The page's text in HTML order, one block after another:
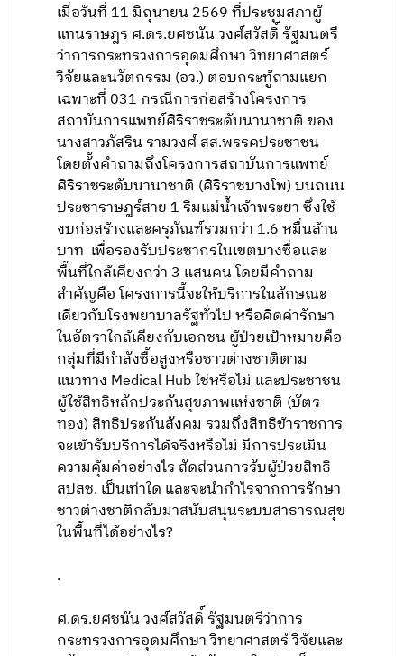
เมื่อวันที่ 11 มิถุนายน 2569 ที่ประชุมสภาผู้
แทนราษฎร ศ.ดร.ยศชนัน วงศ์สวัสดิ์ รัฐมนตรี
ว่าการกระทรวงการอุดมศึกษา วิทยาศาสตร์
วิจัยและนวัตกรรม (อว.) ตอบกระทู้ถามแยก
เฉพาะที่ 031 กรณีการก่อสร้างโครงการ
สถาบันการแพทย์ศิริราชระดับนานาชาติ ของ
นางสาวภัสริน รามวงศ์ สส.พรรคประชาชน
โดยตั้งคำถามถึงโครงการสถาบันการแพทย์
ศิริราชระดับนานาชาติ (ศิริราชบางโพ) บนถนน
ประชาราษฎร์สาย 1 ริมแม่น้ำเจ้าพระยา ซึ่งใช้
งบก่อสร้างและครุภัณฑ์รวมกว่า 1.6 หมื่นล้าน
บาท เพื่อรองรับประชากรในเขตบางซื่อและ
พื้นที่ใกล้เคียงกว่า 3 แสนคน โดยมีคำถาม
สำคัญคือ โครงการนี้จะให้บริการในลักษณะ
เดียวกับโรงพยาบาลรัฐทั่วไป หรือคิดค่ารักษา
ในอัตราใกล้เคียงกับเอกชน ผู้ป่วยเป้าหมายคือ
กลุ่มที่มีกำลังซื้อสูงหรือชาวต่างชาติตาม
แนวทาง Medical Hub ใช่หรือไม่ และประชาชน
ผู้ใช้สิทธิหลักประกันสุขภาพแห่งชาติ (บัตร
ทอง) สิทธิประกันสังคม รวมถึงสิทธิข้าราชการ
จะเข้ารับบริการได้จริงหรือไม่ มีการประเมิน
ความคุ้มค่าอย่างไร สัดส่วนการรับผู้ป่วยสิทธิ
สปสช. เป็นเท่าใด และจะนำกำไรจากการรักษา
ชาวต่างชาติกลับมาสนับสนุนระบบสาธารณสุข
ในพื้นที่ได้อย่างไร?
.
ศ.ดร.ยศชนัน วงศ์สวัสดิ์ รัฐมนตรีว่าการ
กระทรวงการอุดมศึกษา วิทยาศาสตร์ วิจัยและ